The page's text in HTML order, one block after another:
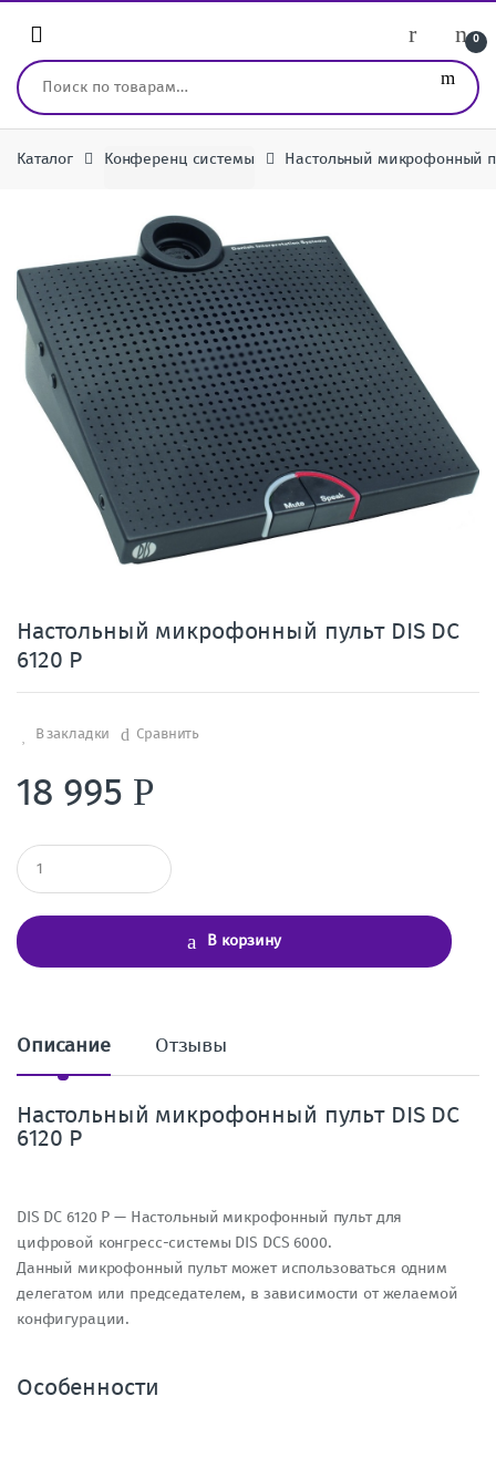
0
Искать:
Каталог Конференц системы Настольный микрофонный
Настольный микрофонный пульт DIS DC
6120 P
В закладки Сравнить
18 995 Р
К
о
ч
е
В корзину
Описание Отзывы
Настольный микрофонный пульт DIS DC
6120 P
DIS DC 6120 P — Настольный микрофонный пульт для
цифровой конгресс-системы DIS DCS 6000.
Данный микрофонный пульт может использоваться одним
делегатом или председателем, в зависимости от желаемой
конфигурации.
Особенности